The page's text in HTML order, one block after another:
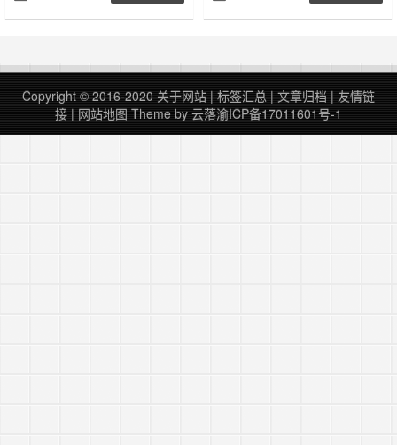
后，确实可以通过https访问了。但
预览和调试，接口无法访问）。 经
过开始以为是小程序代码问题（几年
前的项目），排查无果。后来网上有
人说是缺少证书……
置的是none，于是把他改成all之后
器软件是apache，配置文件默认是
在：/etc/htt……
Copyright © 2016-2020 关于网站 | 标签汇总 | 文章归档 | 友情链
接 | 网站地图 Theme by 云落渝ICP备17011601号-1